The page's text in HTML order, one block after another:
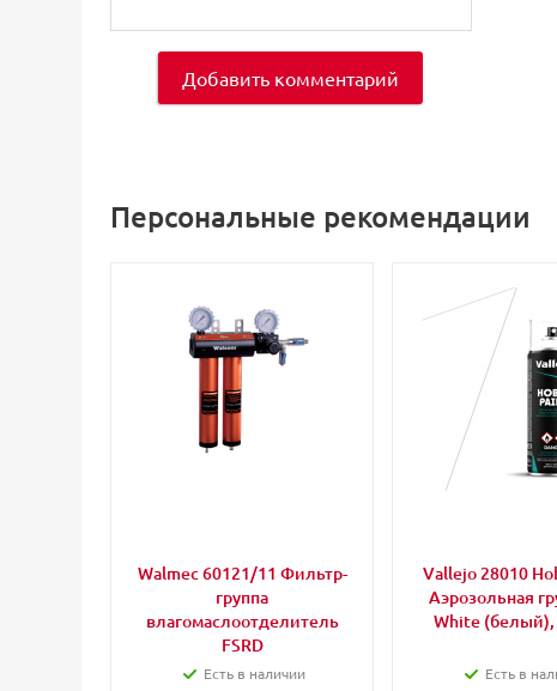
Добавить комментарий
Персональные рекомендации
Walmec 60121/11 Фильтр-
группа
влагомаслоотделитель
FSRD
Есть в наличии
Vallejo 28010
Аэрозольная
White (белый),
Есть в